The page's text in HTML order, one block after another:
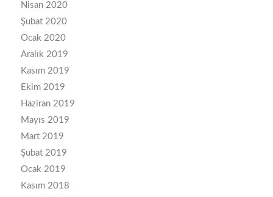
Nisan 2020
Şubat 2020
Ocak 2020
Aralık 2019
Kasım 2019
Ekim 2019
Haziran 2019
Mayıs 2019
Mart 2019
Şubat 2019
Ocak 2019
Kasım 2018